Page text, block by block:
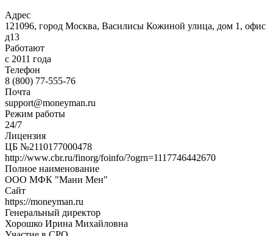
Адрес
121096, город Москва, Василисы Кожиной улица, дом 1, офис
д13
Работают
с 2011 года
Телефон
8 (800) 77-555-76
Почта
support@moneyman.ru
Режим работы
24/7
Лицензия
ЦБ №2110177000478
http://www.cbr.ru/finorg/foinfo/?ogrn=1117746442670
Полное наименование
ООО МФК "Мани Мен"
Сайт
https://moneyman.ru
Генеральный директор
Хорошко Ирина Михайловна